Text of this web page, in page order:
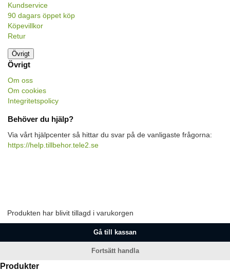
Kundservice
90 dagars öppet köp
Köpevillkor
Retur
Övrigt
Övrigt
Om oss
Om cookies
Integritetspolicy
Behöver du hjälp?
Via vårt hjälpcenter så hittar du svar på de vanligaste frågorna:
https://help.tillbehor.tele2.se
Produkten har blivit tillagd i varukorgen
Gå till kassan
Fortsätt handla
Produkter